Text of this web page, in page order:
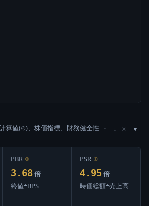
算値(⊙)、株価指標、財務健全性 ↑ ↓ ×
PBR ⊙
3.68 倍
終値÷BPS
PSR ⊙
4.95 倍
時価総額÷売上高